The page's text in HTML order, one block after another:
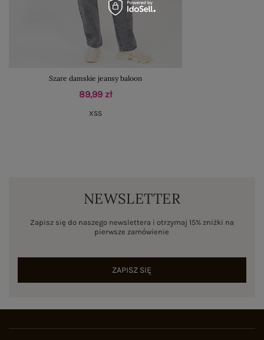
Szare damskie jeansy baloon
89,99 zł
XSS
NEWSLETTER
Zapisz się do naszego newslettera i otrzymaj 15% zniżki na
pierwsze zamówienie
ZAPISZ SIĘ